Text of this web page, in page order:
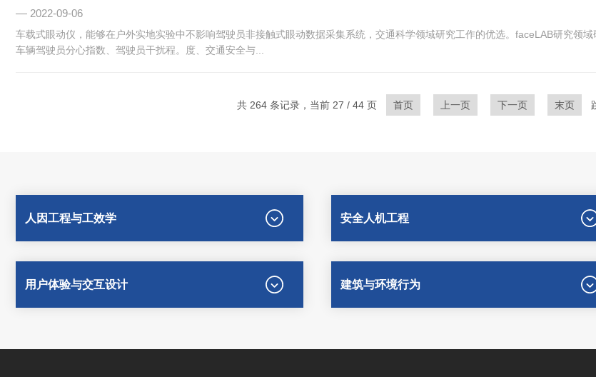
2022-09-06
车载式眼动仪，能够在户外实地实验中不影响驾驶员非接触式眼动数据采集系统，交通科学领域研究工作的优选。faceLAB研究领
车辆驾驶员分心指数、驾驶员干扰程。度、交通安全与...
共 264 条记录，当前 27 / 44 页 首页 上一页 下一页 末页
人因工程与工效学 安全人机工程
用户体验与交互设计 建筑与环境行为